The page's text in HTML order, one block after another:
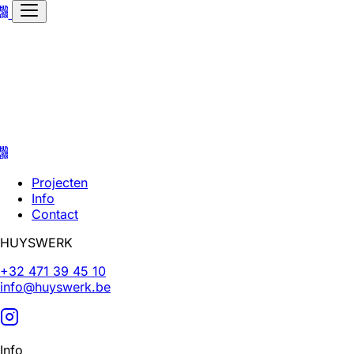
Projecten
Info
Contact
HUYSWERK
+32 471 39 45 10
info@huyswerk.be
Info